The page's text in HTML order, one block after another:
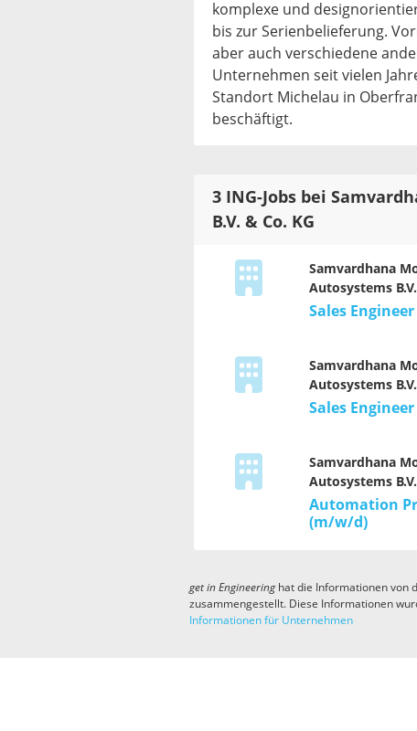
komplexe und
bis zur Serienbelieferung.
aber auch verschiedene
Unternehmen seit vielen
Standort Michelau in
beschäftigt.
3 ING-Jobs bei
B.V. & Co. KG
Samvardhana
Autosystems
Sales
Samvardhana
Autosystems
Sales
Samvardhana
Autosystems
Automation
(m/w/d)
get in Engineeringhat die Informationen von
zusammengestellt. Diese Informationen
Informationen für Unternehmen